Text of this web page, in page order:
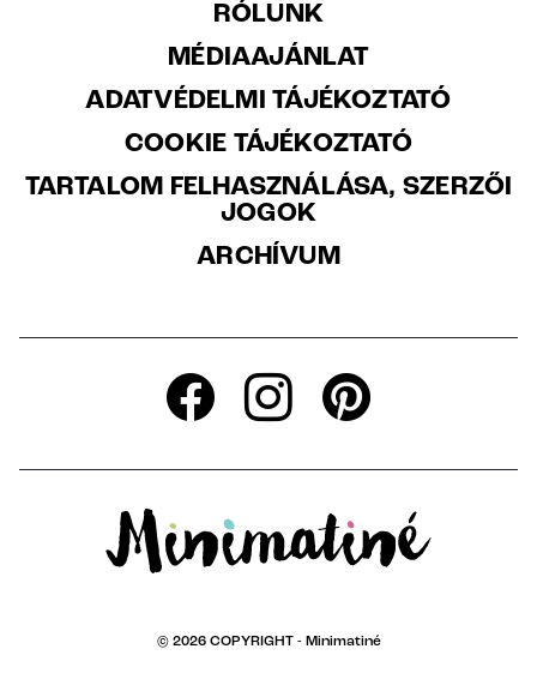
RÓLUNK
MÉDIAAJÁNLAT
ADATVÉDELMI TÁJÉKOZTATÓ
COOKIE TÁJÉKOZTATÓ
TARTALOM FELHASZNÁLÁSA, SZERZŐI
JOGOK
ARCHÍVUM
© 2026 COPYRIGHT - Minimatiné